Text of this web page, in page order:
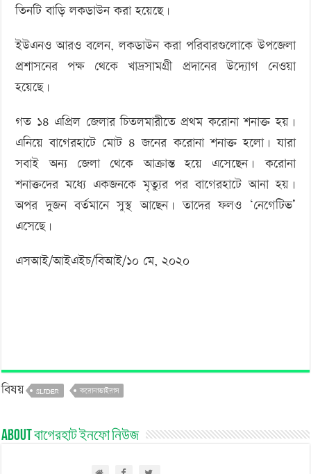
তিনটি বাড়ি লকডাউন করা হয়েছে।
ইউএনও আরও বলেন, লকডাউন করা পরিবারগুলোকে উপজেলা
প্রশাসনের পক্ষ থেকে খাদ্রসামগ্রী প্রদানের উদ্যোগ নেওয়া
হয়েছে।
গত ১৪ এপ্রিল জেলার চিতলমারীতে প্রথম করোনা শনাক্ত হয়।
এনিয়ে বাগেরহাটে মোট ৪ জনের করোনা শনাক্ত হলো। যারা
সবাই অন্য জেলা থেকে আক্রান্ত হয়ে এসেছেন। করোনা
শনাক্তদের মধ্যে একজনকে মৃত্যুর পর বাগেরহাটে আনা হয়।
অপর দুজন বর্তমানে সুস্থ আছেন। তাদের ফলও ‘নেগেটিভ’
এসেছে।
এসআই/আইএইচ/বিআই/১০ মে, ২০২০
বিষয় SLIDER করোনাভাইরাস
About বাগেরহাট ইনফো নিউজ